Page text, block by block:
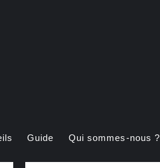
Guide Qui sommes-nous ?